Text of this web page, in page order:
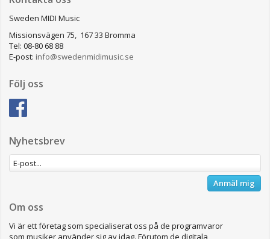
Sweden MIDI Music
Missionsvägen 75, 167 33 Bromma
Tel: 08-80 68 88
E-post: info@swedenmidimusic.se
Följ oss
Nyhetsbrev
Anmäl mig
Om oss
Vi är ett företag som specialiserat oss på de programvaror
som musiker använder sig av idag. Förutom de digitala